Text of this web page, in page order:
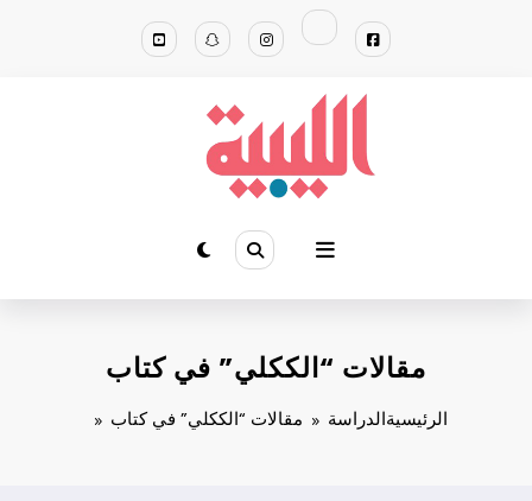
مقالات “الككلي” في كتاب
الرئيسيةالدراسة مقالات “الككلي” في كتاب